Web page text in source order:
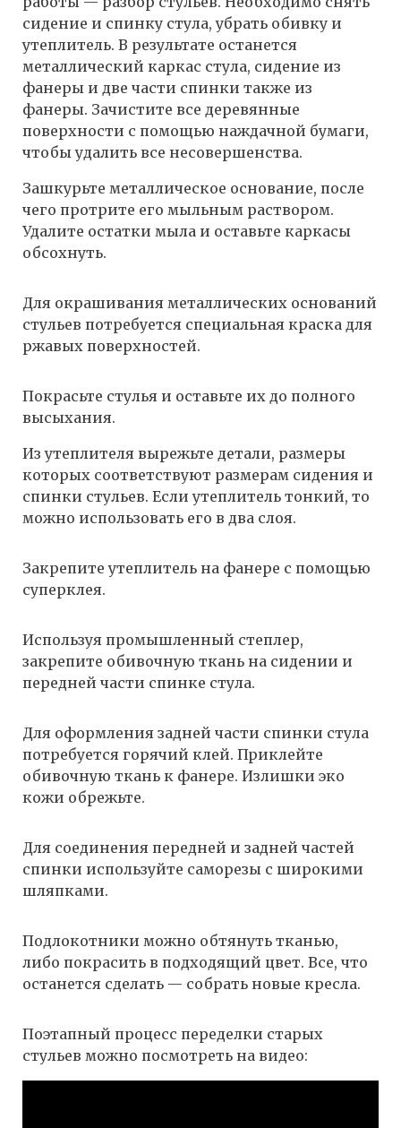
сидение и спинку стула, убрать обивку и
утеплитель. В результате останется
металлический каркас стула, сидение из
фанеры и две части спинки также из
фанеры. Зачистите все деревянные
поверхности с помощью наждачной бумаги,
чтобы удалить все несовершенства.
Зашкурьте металлическое основание, после
чего протрите его мыльным раствором.
Удалите остатки мыла и оставьте каркасы
обсохнуть.
Для окрашивания металлических оснований
стульев потребуется специальная краска для
ржавых поверхностей.
Покрасьте стулья и оставьте их до полного
высыхания.
Из утеплителя вырежьте детали, размеры
которых соответствуют размерам сидения и
спинки стульев. Если утеплитель тонкий, то
можно использовать его в два слоя.
Закрепите утеплитель на фанере с помощью
суперклея.
Используя промышленный степлер,
закрепите обивочную ткань на сидении и
передней части спинке стула.
Для оформления задней части спинки стула
потребуется горячий клей. Приклейте
обивочную ткань к фанере. Излишки эко
кожи обрежьте.
Для соединения передней и задней частей
спинки используйте саморезы с широкими
шляпками.
Подлокотники можно обтянуть тканью,
либо покрасить в подходящий цвет. Все, что
останется сделать — собрать новые кресла.
Поэтапный процесс переделки старых
стульев можно посмотреть на видео: